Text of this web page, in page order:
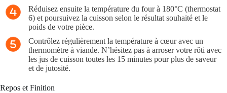
Réduisez ensuite la température du four à 180°C (thermostat
6) et poursuivez la cuisson selon le résultat souhaité et le
poids de votre pièce.
Contrôlez régulièrement la température à cœur avec un
thermomètre à viande. N’hésitez pas à arroser votre rôti avec
les jus de cuisson toutes les 15 minutes pour plus de saveur
et de jutosité.
Repos et Finition